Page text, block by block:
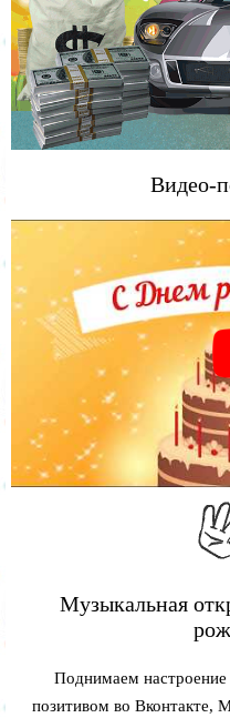
Видео-
Музыкальная
Поднимаем настроение
позитивом во Вконтакте,